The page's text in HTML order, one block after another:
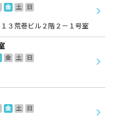
金 土
日
３荒巻ビル２階２－１号室
金 土
日
金 土
日